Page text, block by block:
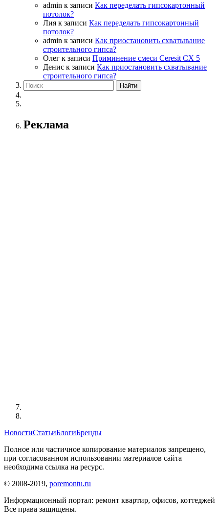
admin к записи Как переделать гипсокартонный
потолок?
Лия к записи Как переделать гипсокартонный
потолок?
admin к записи Как приостановить схватывание
строительного гипса?
Олег к записи Приминение смеси Ceresit СХ 5
Денис к записи Как приостановить схватывание
строительного гипса?
Реклама
НовостиСтатьиБлогиБренды
Полное или частичное копирование материалов запрещено,
при согласованном использовании материалов сайта
необходима ссылка на ресурс.
© 2008-2019, poremontu.ru
Информационный портал: ремонт квартир, офисов, коттеджей
Все права защищены.